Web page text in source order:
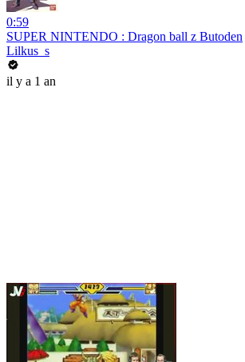
0:59
SUPER NINTENDO : Dragon ball z Butoden
Lilkus_s
il y a 1 an